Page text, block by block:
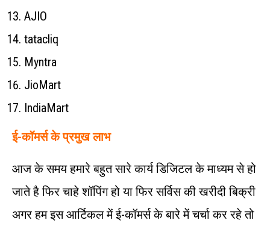
AJIO
tatacliq
Myntra
JioMart
IndiaMart
ई-कॉमर्स के प्रमुख लाभ
आज के समय हमारे बहुत सारे कार्य डिजिटल के माध्यम से हो
जाते है फिर चाहे शॉपिंग हो या फिर सर्विस की खरीदी बिक्री
अगर हम इस आर्टिकल में ई-कॉमर्स के बारे में चर्चा कर रहे तो